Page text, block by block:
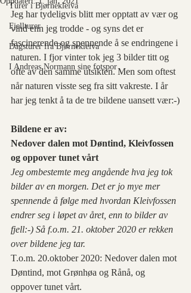
Turer i Bjørnekleiva
Fjellturer
Dagsturer fra Bjørnekleiva
I Andreas Normann sine fotspor
Jeg har tydeligvis blitt mer opptatt av vær og
vind enn jeg trodde - og syns det er
fascinerende og spennende å se endringene i
naturen. I fjor vinter tok jeg 3 bilder titt og
ofte av den samme utsikten. Men som oftest
når naturen visste seg fra sitt vakreste. I år
har jeg tenkt å ta de tre bildene uansett vær:-)
Bildene er av:
Nedover dalen mot Døntind, Kleivfossen
og oppover tunet vårt
Jeg ombestemte meg angående hva jeg tok
bilder av en morgen. Det er jo mye mer
spennende å følge med hvordan Kleivfossen
endrer seg i løpet av året, enn to bilder av
fjell:-) Så f.o.m. 21. oktober 2020 er rekken
over bildene jeg tar.
T.o.m. 20.oktober 2020: Nedover dalen mot
Døntind, mot Grønhøa og Rånå, og
oppover tunet vårt.